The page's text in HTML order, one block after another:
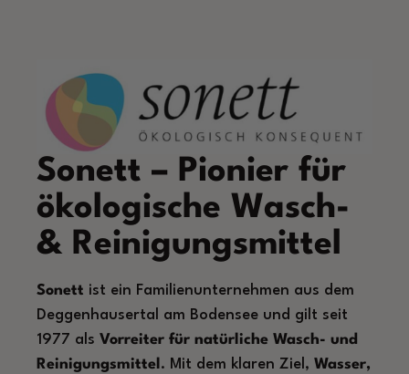
Sonett – Pionier für
ökologische Wasch-
& Reinigungsmittel
Sonett ist ein Familienunternehmen aus dem
Deggenhausertal am Bodensee und gilt seit
1977 als Vorreiter für natürliche Wasch- und
Reinigungsmittel . Mit dem klaren Ziel, Wasser,